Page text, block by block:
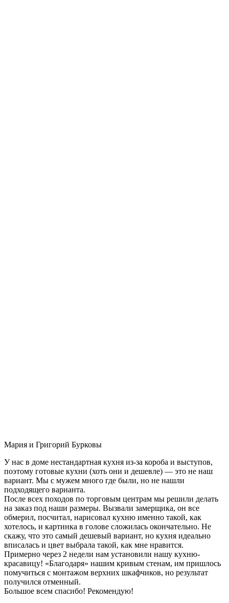
Мария и Григорий Бурковы
У нас в доме нестандартная кухня из-за короба и выступов,
поэтому готовые кухни (хоть они и дешевле) — это не наш
вариант. Мы с мужем много где были, но не нашли
подходящего варианта.
После всех походов по торговым центрам мы решили делать
на заказ под наши размеры. Вызвали замерщика, он все
обмерил, посчитал, нарисовал кухню именно такой, как
хотелось, и картинка в голове сложилась окончательно. Не
скажу, что это самый дешевый вариант, но кухня идеально
вписалась и цвет выбрала такой, как мне нравится.
Примерно через 2 недели нам установили нашу кухню-
красавицу! «Благодаря» нашим кривым стенам, им пришлось
помучиться с монтажом верхних шкафчиков, но результат
получился отменный.
Большое всем спасибо! Рекомендую!